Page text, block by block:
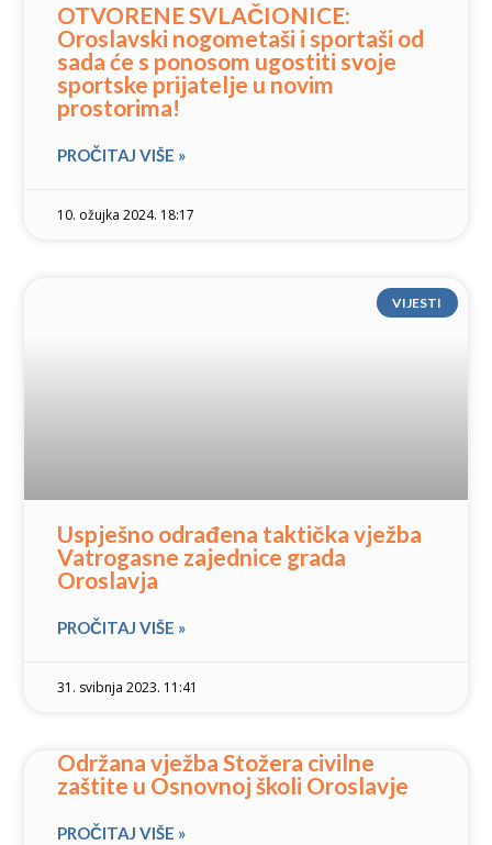
OTVORENE SVLAČIONICE:
Oroslavski nogometaši i sportaši od
sada će s ponosom ugostiti svoje
sportske prijatelje u novim
prostorima!
PROČITAJ VIŠE »
10. ožujka 2024. 18:17
VIJESTI
Uspješno odrađena taktička vježba
Vatrogasne zajednice grada
Oroslavja
PROČITAJ VIŠE »
31. svibnja 2023. 11:41
Održana vježba Stožera civilne
zaštite u Osnovnoj školi Oroslavje
PROČITAJ VIŠE »